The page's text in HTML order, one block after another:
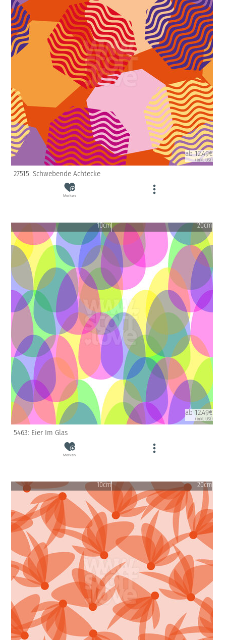
ab 12.49€
(inkl. USt)
27515: Schwebende Achtecke
Merken
10cm 20cm
ab 12.49€
(inkl. USt)
5463: Eier Im Glas
Merken
10cm 20cm